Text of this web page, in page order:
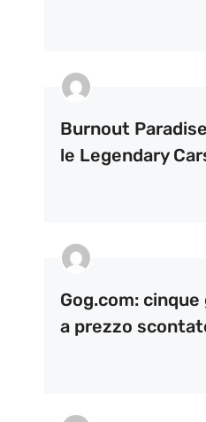
Burnout
le Legendary
Gog.com:
a prezzo